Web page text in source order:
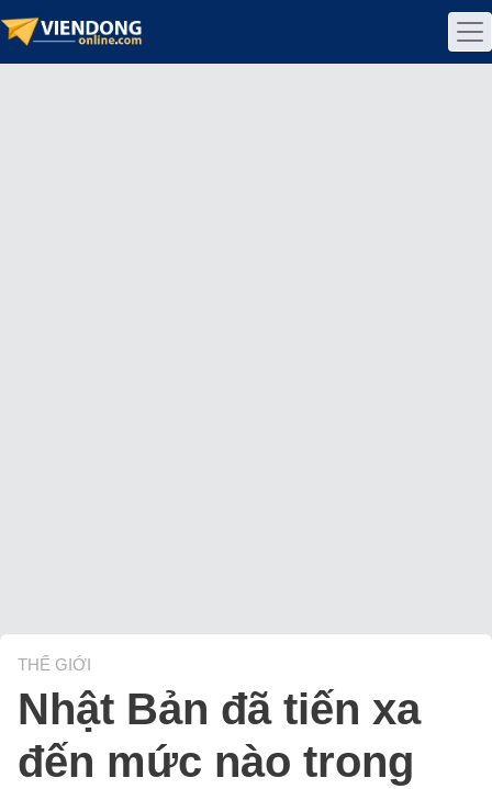
THẾ GIỚI
Nhật Bản đã tiến xa
đến mức nào trong